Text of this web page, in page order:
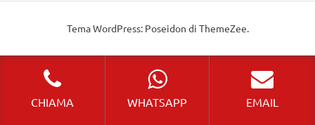
Tema WordPress: Poseidon di ThemeZee.
CHIAMA WHATSAPP EMAIL